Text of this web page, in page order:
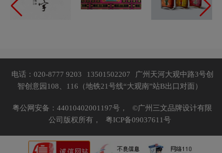
电话：020-8777 9203 13501502207
广州天河大观中路3号创
智创意园108、116（地铁21号线“大观南”站B出口对面）
粤公网安备：44010402001197号，
©广州三文品牌设计有限
公司版权所有，
粤ICP备09037611号